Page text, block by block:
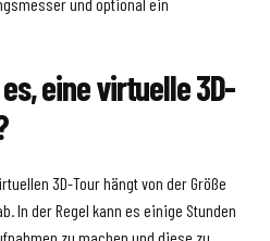
eine virtuelle 3D-
3D-Tour hängt von der Größe
In der Regel kann es einige Stunden